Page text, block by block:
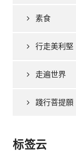
素食
行走美利堅
走遍世界
踐行菩提願
标签云